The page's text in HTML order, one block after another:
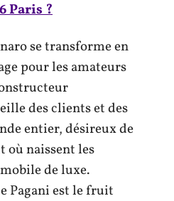
Paris ?
se transforme en
pour les amateurs
des clients et des
entier, désireux de
où naissent les
de luxe.
Pagani est le fruit